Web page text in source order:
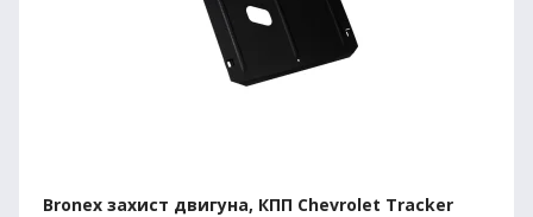
Bronex захист двигуна, КПП Chevrolet Tracker